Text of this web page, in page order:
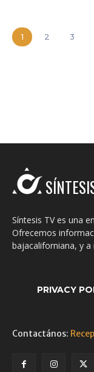
1 2 3
Síntesis TV es una
Ofrecemos
bajacaliforniana, y a
PRIVACY
Contactános: